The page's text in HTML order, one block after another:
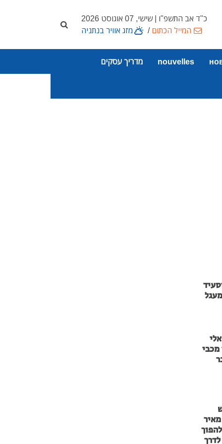
כ"ד אב התשפ"ו | שישי, 07 אוגוסט 2026
המייל הכתום/ מזג אוויר בנתניה
nouvelles מדריך עסקים